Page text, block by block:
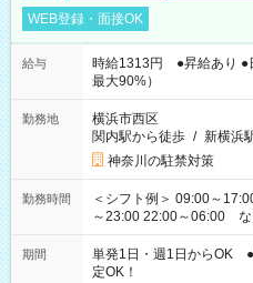
WEB登録・面接OK
給与
時給1313円 ●昇給あり ●
最大90%）
勤務地
横浜市西区
関内駅から徒歩 / 新横浜
神奈川の駐禁対策
勤務時間
＜シフト例＞ 09:00～
～23:00 22:00～06:00 など ※「昼間だけ」「夜勤だけ
の希望OK
期間
単発1日・週1日からOK
定OK！